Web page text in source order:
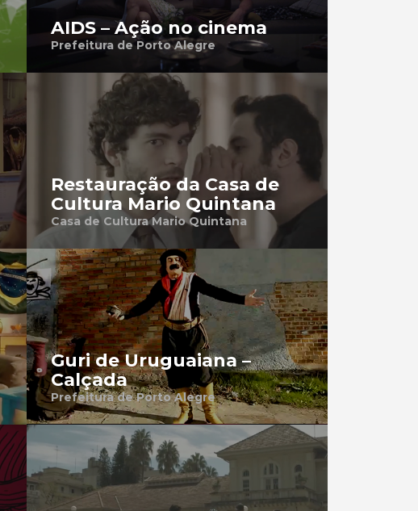
AIDS – Ação no cinema
Prefeitura de Porto Alegre
Restauração da Casa de
Cultura Mario Quintana
Casa de Cultura Mario Quintana
Guri de Uruguaiana –
Calçada
Prefeitura de Porto Alegre